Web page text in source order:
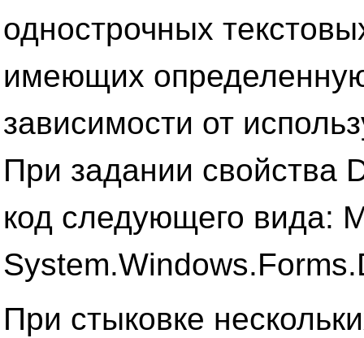
однострочных
имеющих
зависимости от
При задании свойства
код следующего вида:
При стыковке